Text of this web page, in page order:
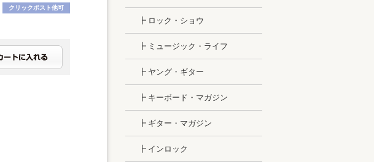
クリックポスト他可
┣ ロック・ショウ
┣ ミュージック・ライフ
┣ ヤング・ギター
┣ キーボード・マガジン
┣ ギター・マガジン
┣ インロック